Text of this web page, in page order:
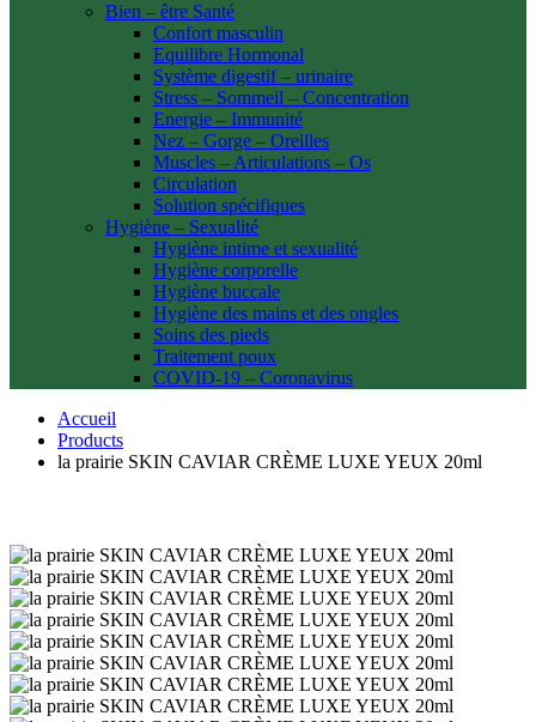
Bien – être Santé
Confort masculin
Equilibre Hormonal
Système digestif – urinaire
Stress – Sommeil – Concentration
Energie – Immunité
Nez – Gorge – Oreilles
Muscles – Articulations – Os
Circulation
Solution spécifiques
Hygiène – Sexualité
Hygiène intime et sexualité
Hygiène corporelle
Hygiène buccale
Hygiène des mains et des ongles
Soins des pieds
Traitement poux
COVID-19 – Coronavirus
Accueil
Products
la prairie SKIN CAVIAR CRÈME LUXE YEUX 20ml